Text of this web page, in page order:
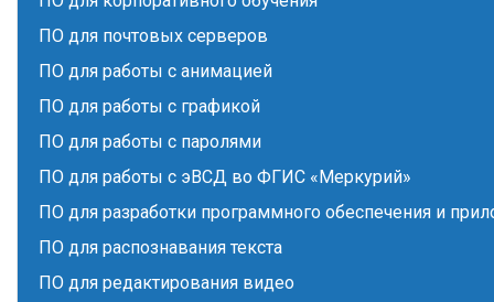
ПО для почтовых серверов
ПО для работы с анимацией
ПО для работы с графикой
ПО для работы с паролями
ПО для работы с эВСД во ФГИС «Меркурий»
ПО для разработки программного обеспечения и
ПО для распознавания текста
ПО для редактирования видео